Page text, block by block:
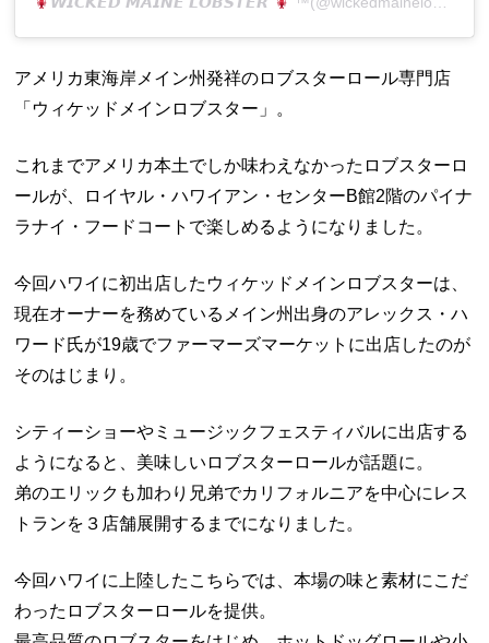
アメリカ東海岸メイン州発祥のロブスターロール専門店
「ウィケッドメインロブスター」。
これまでアメリカ本土でしか味わえなかったロブスターロ
ールが、ロイヤル・ハワイアン・センターB館2階のパイナ
ラナイ・フードコートで楽しめるようになりました。
今回ハワイに初出店したウィケッドメインロブスターは、
現在オーナーを務めているメイン州出身のアレックス・ハ
ワード氏が19歳でファーマーズマーケットに出店したのが
そのはじまり。
シティーショーやミュージックフェスティバルに出店する
ようになると、美味しいロブスターロールが話題に。
弟のエリックも加わり兄弟でカリフォルニアを中心にレス
トランを３店舗展開するまでになりました。
今回ハワイに上陸したこちらでは、本場の味と素材にこだ
わったロブスターロールを提供。